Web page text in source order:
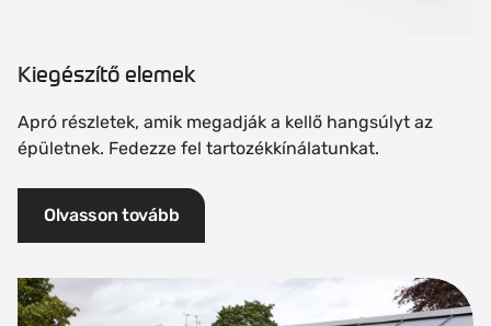
Kiegészítő elemek
Apró részletek, amik megadják a kellő hangsúlyt az
épületnek. Fedezze fel tartozékkínálatunkat.
Olvasson tovább